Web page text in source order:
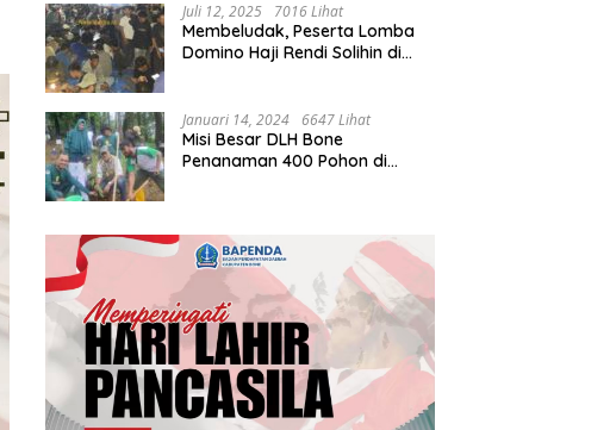
Juli 12, 2025 7016 Lihat
Membeludak, Peserta Lomba
Domino Haji Rendi Solihin di
Januari 14, 2024 6647 Lihat
Misi Besar DLH Bone
Penanaman 400 Pohon di